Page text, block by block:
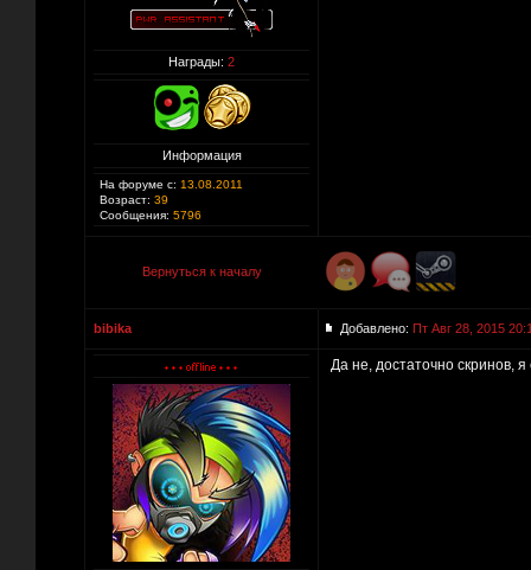
Награды: 2
Информация
На форуме с: 13.08.2011
Возраст: 39
Сообщения: 5796
Вернуться к началу
bibika Добавлено: Пт Авг 28, 2015
Да не, достаточно скринов,